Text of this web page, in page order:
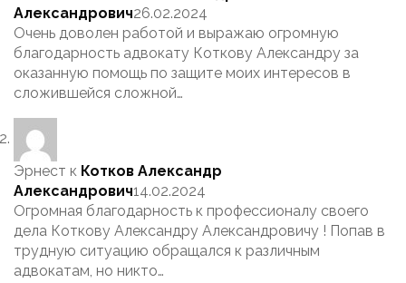
Александрович26.02.2024
Очень доволен работой и выражаю огромную
благодарность адвокату Коткову Александру за
оказанную помощь по защите моих интересов в
сложившейся сложной…
Эрнест к Котков Александр
Александрович14.02.2024
Огромная благодарность к профессионалу своего
дела Коткову Александру Александровичу ! Попав в
трудную ситуацию обращался к различным
адвокатам, но никто…